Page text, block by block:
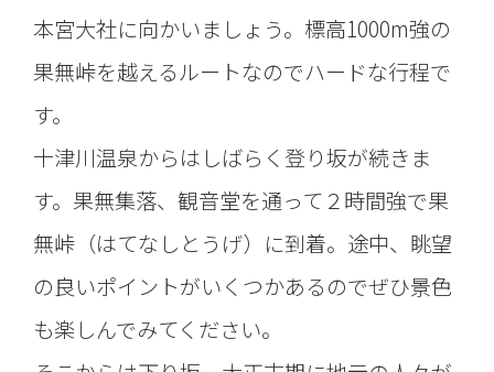
本宮大社に向かいましょう。標高1000m強の
果無峠を越えるルートなのでハードな行程で
す。
十津川温泉からはしばらく登り坂が続きま
す。果無集落、観音堂を通って２時間強で果
無峠（はてなしとうげ）に到着。途中、眺望
の良いポイントがいくつかあるのでぜひ景色
も楽しんでみてください。